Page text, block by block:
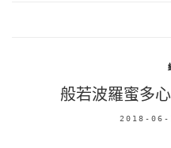
般若波羅蜜多
2018-06-